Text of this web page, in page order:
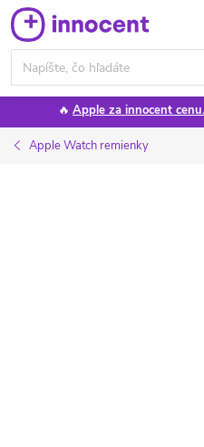
Prejsť
na
obsah
🔥 Apple za innocent
Apple Watch remienky